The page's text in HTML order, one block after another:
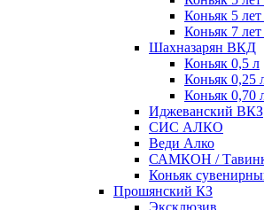
Коньяк 5
Коньяк 7
Шахназарян ВКД
Коньяк 0,5 л
Коньяк 0,25
Коньяк 0,70
Иджеванский ВКЗ
СИС АЛКО
Веди Алко
САМКОН /
Коньяк
Прошянский КЗ
Эксклюзив